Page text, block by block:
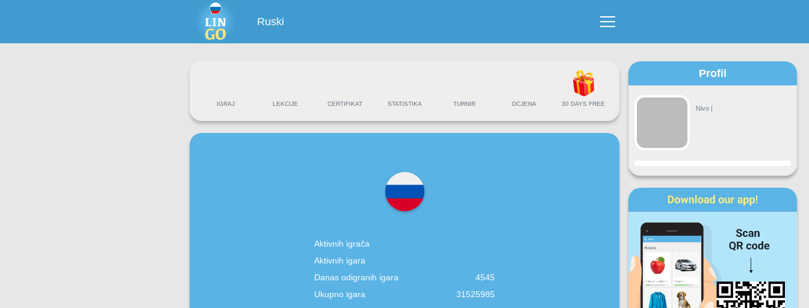
Ruski
IGRAJ LEKCIJE CERTIFIKAT STATISTIKA TURNIR OCJENA 30 DAYS FREE
Aktivnih igrača
Aktivnih igara
Danas odigranih igara
4545
Ukupno igara
31525985
Profil
Nivo |
Napredak
Pon Sri Čet
Sub Ned